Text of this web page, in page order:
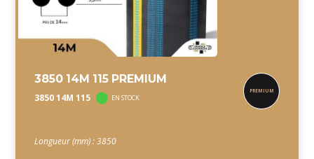
3850 14M 115 PREMIUM
3850 14M 115 EN STOCK
Longueur (mm) : 3850